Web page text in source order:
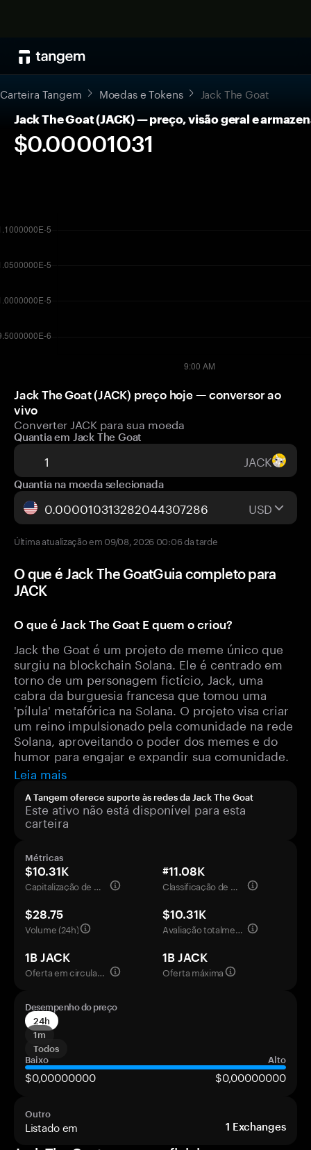
Carteira Tangem Moedas e Tokens Jack The Goat
Jack The Goat (JACK) — preço, visão geral e
$0.00001031
Jack The Goat (JACK) preço hoje — conversor ao
vivo
Converter JACK para sua moeda
Quantia em Jack The Goat
JACK
Quantia na moeda selecionada
USD
Última atualização em 09/08, 2026 00:06 da tarde
O que é Jack The GoatGuia completo para
JACK
O que é Jack The Goat E quem o criou?
Jack the Goat é um projeto de meme único que
surgiu na blockchain Solana. Ele é centrado em
torno de um personagem fictício, Jack, uma
cabra da burguesia francesa que tomou uma
'pílula' metafórica na Solana. O projeto visa criar
um reino impulsionado pela comunidade na rede
Solana, aproveitando o poder dos memes e do
humor para engajar e expandir sua comunidade.
Leia mais
A Tangem oferece suporte às redes da Jack The Goat
Este ativo não está disponível para esta
carteira
Métricas
$10.31K
Capitalização de mercado
#11.08K
Classificação de mercado
$28.75
Volume (24h)
$10.31K
Avaliação totalmente diluída
1B JACK
Oferta em circulação
1B JACK
Oferta máxima
Desempenho do preço
24h
1m
Todos
Baixo
Alto
$0,00000000 $0,00000000
Outro
Listado em 1 Exchanges